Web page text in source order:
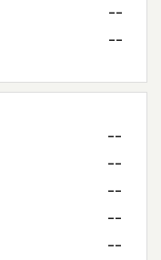
--
--
--
--
--
--
--